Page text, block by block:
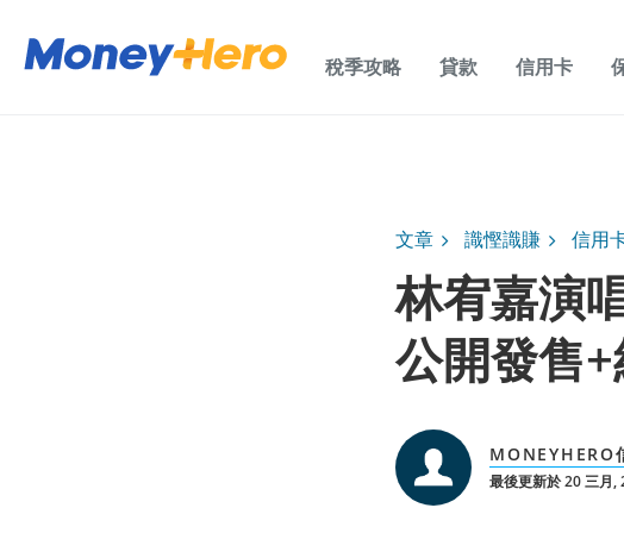
稅季攻略 貸款 信用卡
文章 識慳識賺 信用
林宥嘉演
公開發售
MONEYHERO
最後更新於 20 三月,